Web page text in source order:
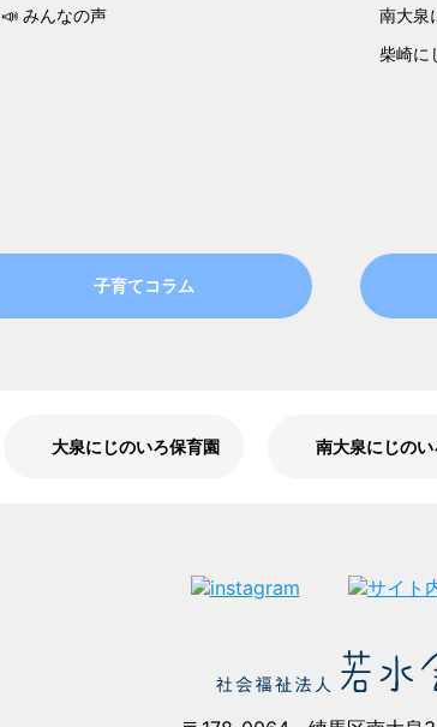
📣 みんなの声
南大泉
柴崎に
子育てコラム
大泉にじのいろ保育園 南大泉にじの